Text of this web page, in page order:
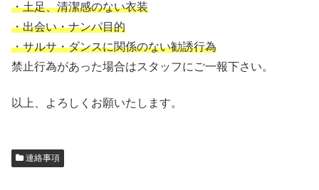
・土足、清潔感のない衣装
・出会い・ナンパ目的
・サルサ・ダンスに関係のない勧誘行為
禁止行為があった場合はスタッフにご一報下さい。
以上、よろしくお願いたします。
連絡事項